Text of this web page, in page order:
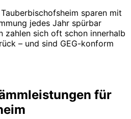
sparen mit
jedes Jahr spürbar
zahlen sich oft schon innerhalb
– und sind GEG-konform
für